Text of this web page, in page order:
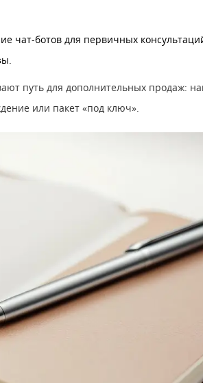
чат-ботов для первичных
путь для дополнительных продаж:
или пакет «под ключ».